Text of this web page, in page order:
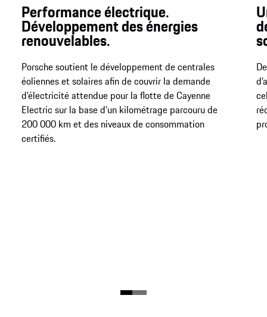
Performance électrique.
Développement des énergies
renouvelables.
Porsche soutient le développement de centrales
éoliennes et solaires afin de couvrir la demande
d’électricité attendue pour la flotte de Cayenne
Electric sur la base d’un kilométrage parcouru de
200 000 km et des niveaux de consommation
certifiés.